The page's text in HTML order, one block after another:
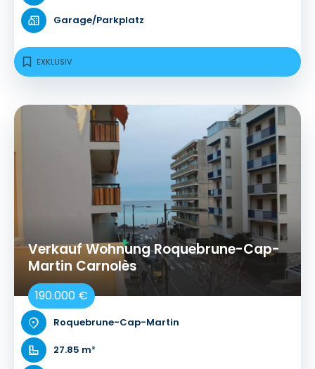
Garage/Parkplatz
EXKLUSIV
Verkauf Wohnung Roquebrune-Cap-
Martin Carnolès
190.000 €
Roquebrune-Cap-Martin
27.85 m²